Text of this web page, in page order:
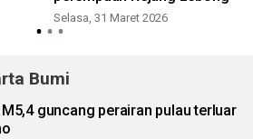
Selasa, 31 Maret 2026
Bumi
M5,4 guncang perairan pulau terluar